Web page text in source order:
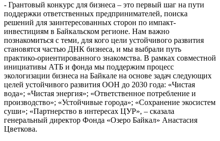
- Грантовый конкурс для бизнеса – это первый шаг на пути
поддержки ответственных предпринимателей, поиска
решений для заинтересованных сторон по импакт-
инвестициям в Байкальском регионе. Нам важно
познакомиться с теми, для кого цели устойчивого развития
становятся частью ДНК бизнеса, и мы выбрали путь
практико-ориентированного знакомства. В рамках совместной
инициативы АТБ и фонда мы поддержим процесс
экологизации бизнеса на Байкале на основе задач следующих
целей устойчивого развития ООН до 2030 года: «Чистая
вода»; «Чистая энергия»; «Ответственное потребление и
производство»; «Устойчивые города»; «Сохранение экосистем
суши»; «Партнерство в интересах ЦУР», – сказала
генеральный директор Фонда «Озеро Байкал» Анастасия
Цветкова.